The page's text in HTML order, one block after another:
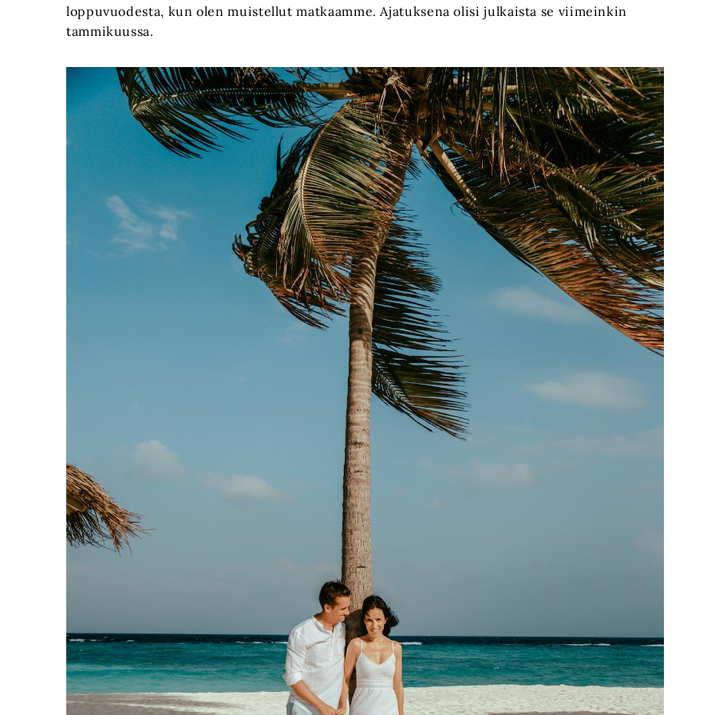
loppuvuodesta, kun olen muistellut matkaamme. Ajatuksena olisi julkaista se viimeinkin
tammikuussa.